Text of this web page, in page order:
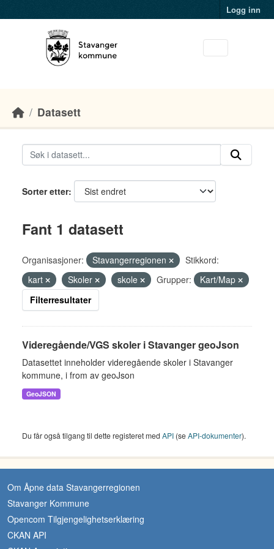
Logg inn
Datasett
Sorter etter
Fant 1 datasett
Organisasjoner: Stavangerregionen
Stikkord:
kart
Skoler skole Grupper:
Kart/Map
Filterresultater
Videregående/VGS skoler i Stavanger geoJson
Datasettet inneholder videregående skoler i Stavanger
kommune, i from av geoJson
GeoJSON
Du får også tilgang til dette registeret med API (seAPI-dokumenter).
Om Åpne data Stavangerregionen
Stavanger Kommune
Opencom Tilgjengelighetserklæring
CKAN API